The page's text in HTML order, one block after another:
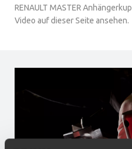
RENAULT MASTER
Video auf dieser Seite ansehen.